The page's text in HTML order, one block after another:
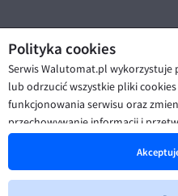
Polityka cookies
Serwis Walutomat.pl wykorzystuje
lub odrzucić wszystkie pliki
funkcjonowania serwisu oraz
przechowywanie informacji i
poprawę funkcjonalności strony
spersonalizowanych treści i
© Walutomat 2026
Polityka prywatności i